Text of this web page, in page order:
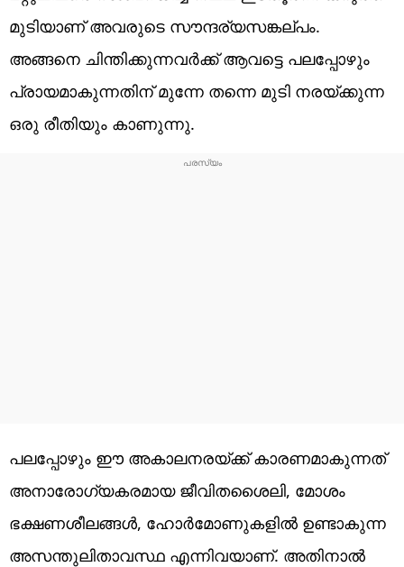
മുടിയാണ് അവരുടെ സൗന്ദര്യസങ്കല്പം.
അങ്ങനെ ചിന്തിക്കുന്നവർക്ക് ആവട്ടെ പലപ്പോഴും
പ്രായമാകുന്നതിന് മുന്നേ തന്നെ മുടി നരയ്ക്കുന്ന
ഒരു രീതിയും കാണുന്നു.
പലപ്പോഴും ഈ അകാലനരയ്ക്ക് കാരണമാകുന്നത്
അനാരോഗ്യകരമായ ജീവിതശൈലി, മോശം
ഭക്ഷണശീലങ്ങൾ, ഹോർമോണുകളിൽ ഉണ്ടാകുന്ന
അസന്തുലിതാവസ്ഥ എന്നിവയാണ്. അതിനാൽ